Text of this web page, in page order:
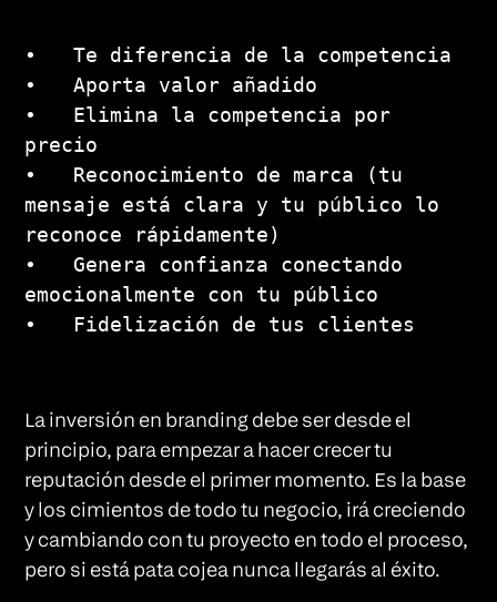
•   Te diferencia de la competencia
•   Aporta valor añadido
•   Elimina la competencia por
precio
•   Reconocimiento de marca (tu
mensaje está clara y tu público lo
reconoce rápidamente)
•   Genera confianza conectando
emocionalmente con tu público
•   Fidelización de tus clientes
La inversión en branding debe ser desde el
principio, para empezar a hacer crecer tu
reputación desde el primer momento. Es la base
y los cimientos de todo tu negocio, irá creciendo
y cambiando con tu proyecto en todo el proceso,
pero si está pata cojea nunca llegarás al éxito.